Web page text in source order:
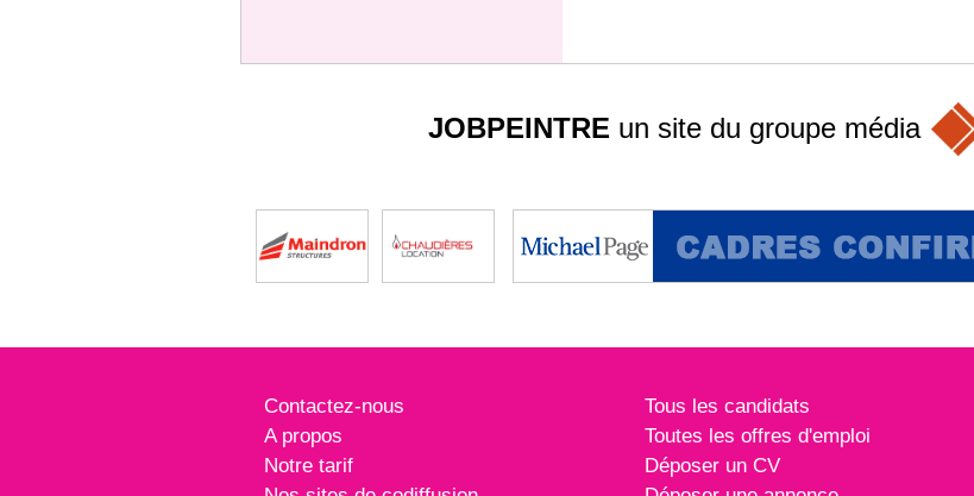
JOBPEINTRE un site du groupe média
Contactez-nous
A propos
Notre tarif
Tous les candidats
Toutes les offres d'emploi
Déposer un CV